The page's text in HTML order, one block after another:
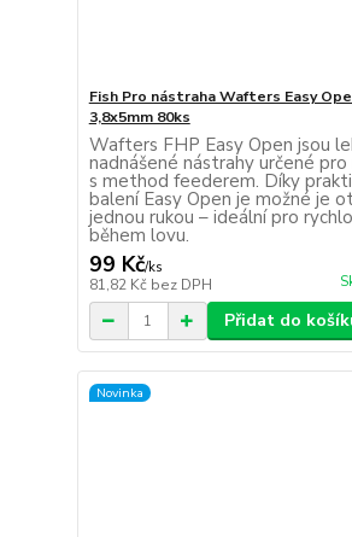
Fish Pro nástraha Wafters Easy
3,8x5mm 80ks
Wafters FHP Easy Open jsou
nadnášené nástrahy určené
s method feederem. Díky
balení Easy Open je možné je
jednou rukou – ideální pro
během lovu.
99 Kč/ks
81,82 Kč bez DPH
Přidat do
Novinka